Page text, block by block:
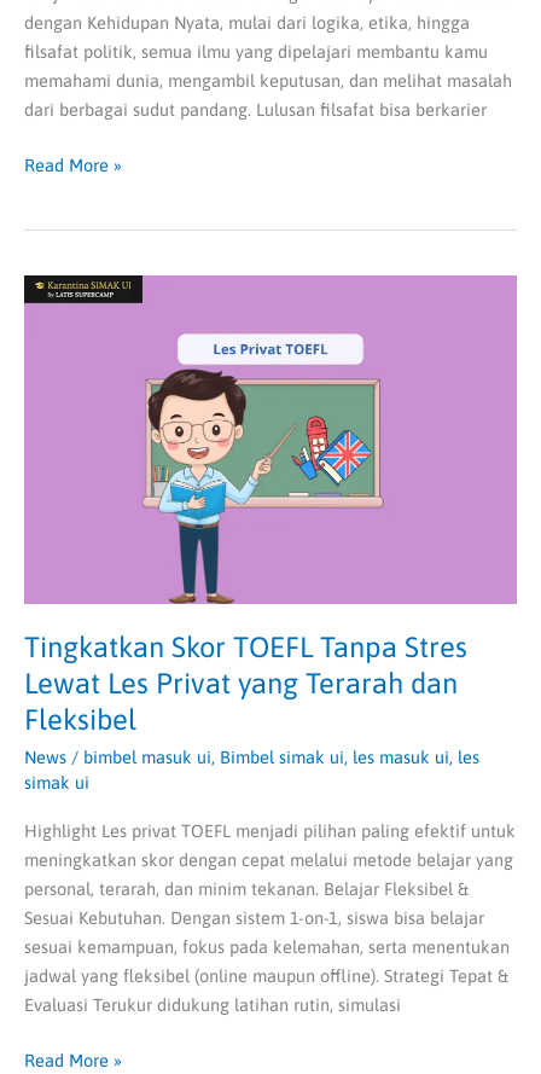
dengan Kehidupan Nyata, mulai dari logika, etika, hingga
filsafat politik, semua ilmu yang dipelajari membantu kamu
memahami dunia, mengambil keputusan, dan melihat masalah
dari berbagai sudut pandang. Lulusan filsafat bisa berkarier
Read More »
Tingkatkan Skor TOEFL Tanpa Stres
Lewat Les Privat yang Terarah dan
Fleksibel
News / bimbel masuk ui, Bimbel simak ui, les masuk ui, les
simak ui
Highlight Les privat TOEFL menjadi pilihan paling efektif untuk
meningkatkan skor dengan cepat melalui metode belajar yang
personal, terarah, dan minim tekanan. Belajar Fleksibel &
Sesuai Kebutuhan. Dengan sistem 1-on-1, siswa bisa belajar
sesuai kemampuan, fokus pada kelemahan, serta menentukan
jadwal yang fleksibel (online maupun offline). Strategi Tepat &
Evaluasi Terukur didukung latihan rutin, simulasi
Tingkatkan
Fleksibel
Read More »